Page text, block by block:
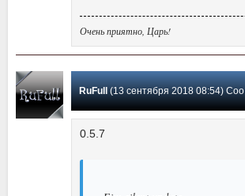
Очень приятно, Царь!
RuFull (13 сентября 2018 08:54) Сообщение #27
0.5.7